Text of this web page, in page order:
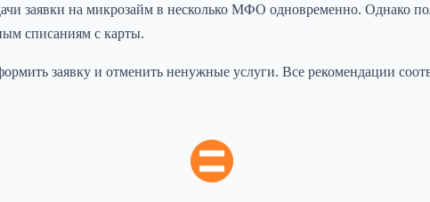
заявки на микрозайм в несколько МФО одновременно. Однако
списаниям с карты.
заявку и отменить ненужные услуги. Все рекомендации